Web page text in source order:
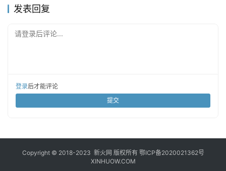
发表回复
请登录后评论...
登录后才能评论
提交
Copyright © 2018-2023 新火网 版权所有 鄂ICP备2020021362号
XINHUOW.COM